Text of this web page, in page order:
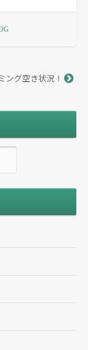
ング空き状況！